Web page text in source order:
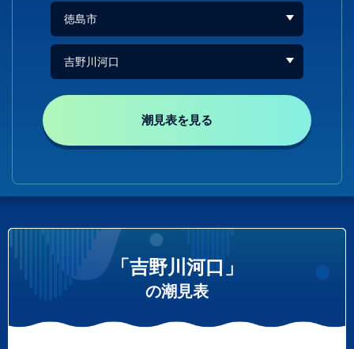
潮見表を見る
「吉野川河口」
の潮見表